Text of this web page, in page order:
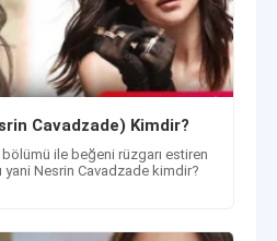
Cavadzade) Kimdir?
ile beğeni rüzgarı estiren
yani Nesrin Cavadzade kimdir?